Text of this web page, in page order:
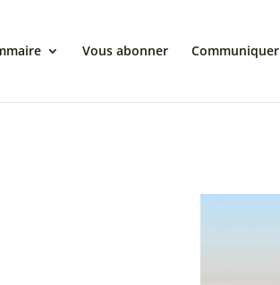
Vous abonner Communiquer